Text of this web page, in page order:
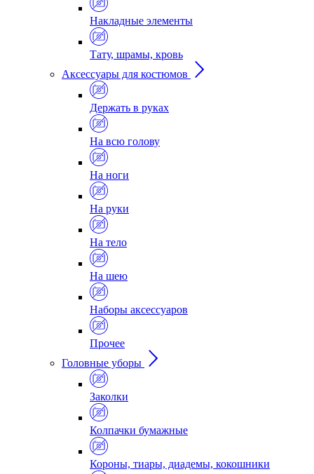
Накладные элементы
Тату, шрамы, кровь
Аксессуары для костюмов
Держать в руках
На всю голову
На ноги
На руки
На тело
На шею
Наборы аксессуаров
Прочее
Головные уборы
Заколки
Колпачки бумажные
Короны, тиары, диадемы, кокошники